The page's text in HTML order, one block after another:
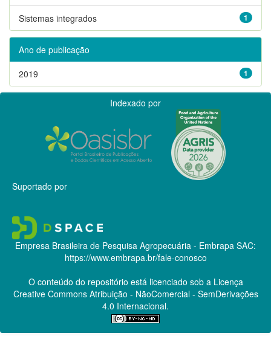
1
Sistemas integrados
Ano de publicação
1
2019
Indexado por
Suportado por
Empresa Brasileira de Pesquisa Agropecuária - Embrapa SAC:
https://www.embrapa.br/fale-conosco
O conteúdo do repositório está licenciado sob a Licença
Creative CommonsAtribuição - NãoComercial - SemDerivações
4.0 Internacional.